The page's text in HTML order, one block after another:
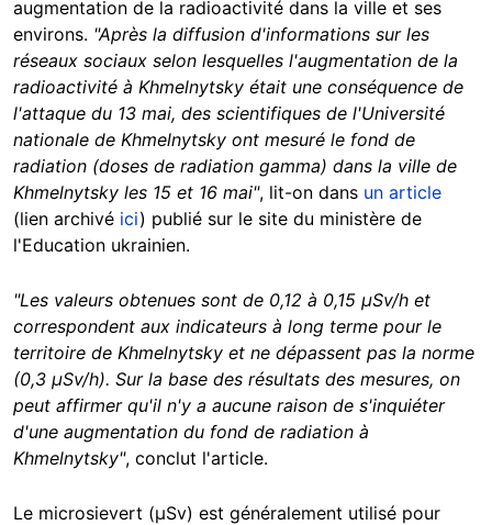
augmentation de la radioactivité dans la ville et ses
environs. "Après la diffusion d'informations sur les
réseaux sociaux selon lesquelles l'augmentation de la
radioactivité à Khmelnytsky était une conséquence de
l'attaque du 13 mai, des scientifiques de l'Université
nationale de Khmelnytsky ont mesuré le fond de
radiation (doses de radiation gamma) dans la ville de
Khmelnytsky les 15 et 16 mai", lit-on dans un article
(lien archivé ici) publié sur le site du ministère de
l'Education ukrainien.
"Les valeurs obtenues sont de 0,12 à 0,15 μSv/h et
correspondent aux indicateurs à long terme pour le
territoire de Khmelnytsky et ne dépassent pas la norme
(0,3 μSv/h). Sur la base des résultats des mesures, on
peut affirmer qu'il n'y a aucune raison de s'inquiéter
d'une augmentation du fond de radiation à
Khmelnytsky", conclut l'article.
Le microsievert (µSv) est généralement utilisé pour